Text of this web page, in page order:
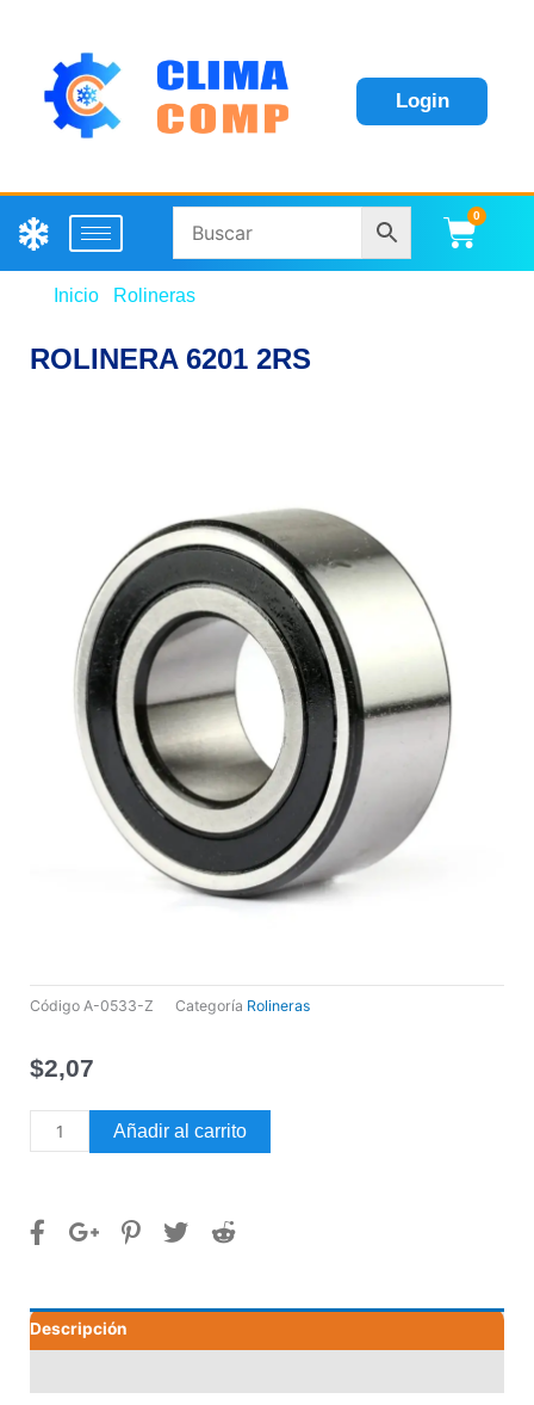
Login
0
Inicio Rolineras
ROLINERA 6201 2RS
Código A-0533-Z Categoría Rolineras
$2,07
ROLINERA
6201
Añadir al carrito
Descripción